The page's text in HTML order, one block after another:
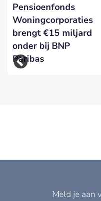
Pensioenfonds
Woningcorporaties
brengt €15 miljard
onder bij BNP
Paribas
Meld je aan